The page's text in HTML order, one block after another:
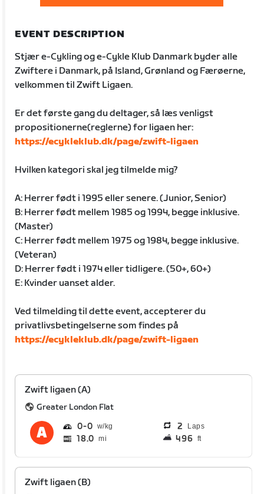
EVENT DESCRIPTION
Stjær e-Cykling og e-Cykle Klub Danmark byder alle
Zwiftere i Danmark, på Island, Grønland og Færøerne,
velkommen til Zwift Ligaen.
Er det første gang du deltager, så læs venligst
propositionerne(reglerne) for ligaen her:
https://ecykleklub.dk/page/zwift-ligaen
Hvilken kategori skal jeg tilmelde mig?
A: Herrer født i 1995 eller senere. (Junior, Senior)
B: Herrer født mellem 1985 og 1994, begge inklusive.
(Master)
C: Herrer født mellem 1975 og 1984, begge inklusive.
(Veteran)
D: Herrer født i 1974 eller tidligere. (50+, 60+)
E: Kvinder uanset alder.
Ved tilmelding til dette event, accepterer du
privatlivsbetingelserne som findes på
https://ecykleklub.dk/page/zwift-ligaen
Zwift ligaen (A)
Greater London Flat
0 0 2 Laps
18.0 mi 496 ft
Zwift ligaen (B)